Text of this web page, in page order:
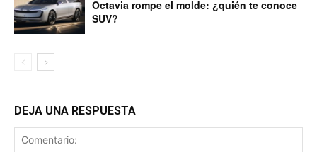
Octavia rompe el molde: ¿quién te conoce
SUV?
DEJA UNA RESPUESTA